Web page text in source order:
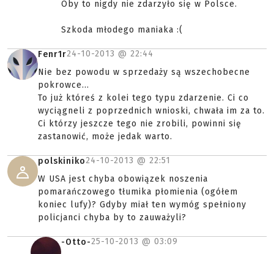
Oby to nigdy nie zdarzyło się w Polsce.
Szkoda młodego maniaka :(
Fenr1r24-10-2013 @ 22:44
Nie bez powodu w sprzedaży są wszechobecne
pokrowce...
To już któreś z kolei tego typu zdarzenie. Ci co
wyciągneli z poprzednich wnioski, chwała im za to.
Ci którzy jeszcze tego nie zrobili, powinni się
zastanowić, może jedak warto.
polskiniko24-10-2013 @ 22:51
W USA jest chyba obowiązek noszenia
pomarańczowego tłumika płomienia (ogółem
koniec lufy)? Gdyby miał ten wymóg spełniony
policjanci chyba by to zauważyli?
-Otto-25-10-2013 @ 03:09